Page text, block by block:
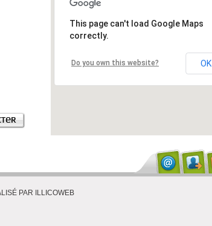
This page can't load Google Maps
correctly.
Do you own this website? OK
PAR ILLICOWEB